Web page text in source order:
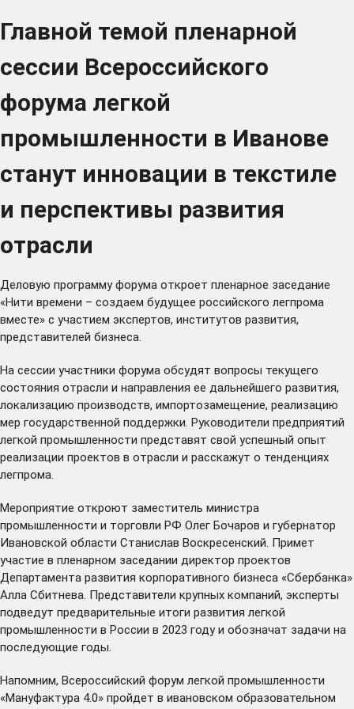
Главной темой пленарной
сессии Всероссийского
форума легкой
промышленности в Иванове
станут инновации в текстиле
и перспективы развития
отрасли
Деловую программуфорума откроет пленарное заседание
«Нити времени – создаем будущее российского легпрома
вместе» с участием экспертов, институтов развития,
представителей бизнеса.
На сессии участники форума обсудят вопросы текущего
состояния отрасли и направления ее дальнейшего развития,
локализацию производств, импортозамещение, реализацию
мер государственной поддержки. Руководители предприятий
легкой промышленности представят свой успешный опыт
реализации проектов в отрасли и расскажут о тенденциях
легпрома.
Мероприятие откроют заместитель министра
промышленности и торговли РФ Олег Бочаров и губернатор
Ивановской области Станислав Воскресенский. Примет
участие в пленарном заседании директор проектов
Департамента развития корпоративного бизнеса «Сбербанка»
Алла Сбитнева. Представители крупных компаний, эксперты
подведут предварительные итоги развития легкой
промышленности в России в 2023 году и обозначат задачи на
последующие годы.
Напомним, Всероссийский форум легкой промышленности
«Мануфактура 4.0» пройдет в ивановском образовательном